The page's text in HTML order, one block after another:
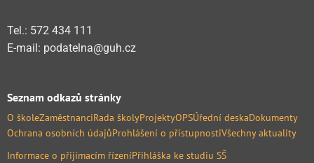
Tel.: 572 434 111
E-mail: podatelna@guh.cz
Seznam odkazů stránky
O školeZaměstnanciRada školyProjektyOPSÚřední deskaDokumenty
Ochrana osobních údajůProhlášení o přístupnostiVšechny aktuality
Informace o přijímacím řízeníPřihláška ke studiu SŠ